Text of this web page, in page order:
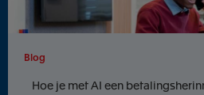
Blog
Hoe je met AI een